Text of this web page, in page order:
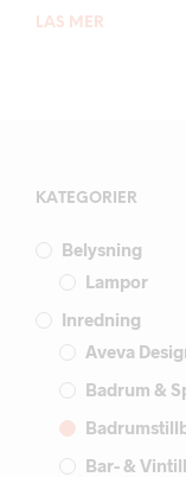
LÄS MER
KATEGORIER
Belysning
Lampor
Inredning
Aveva
Badrum &
Bar- &